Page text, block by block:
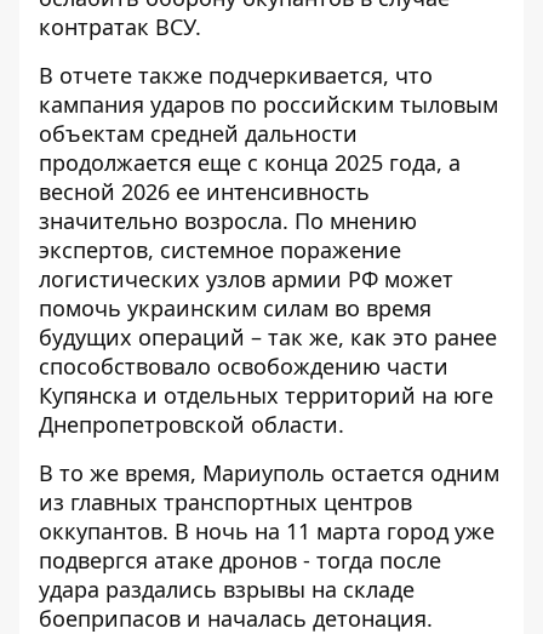
контратак ВСУ.
В отчете также подчеркивается, что
кампания ударов по российским тыловым
объектам средней дальности
продолжается еще с конца 2025 года, а
весной 2026 ее интенсивность
значительно возросла. По мнению
экспертов, системное поражение
логистических узлов армии РФ может
помочь украинским силам во время
будущих операций – так же, как это ранее
способствовало освобождению части
Купянска и отдельных территорий на юге
Днепропетровской области.
В то же время, Мариуполь остается одним
из главных транспортных центров
оккупантов. В ночь на 11 марта город уже
подвергся атаке дронов - тогда после
удара раздались взрывы на складе
боеприпасов и началась детонация.